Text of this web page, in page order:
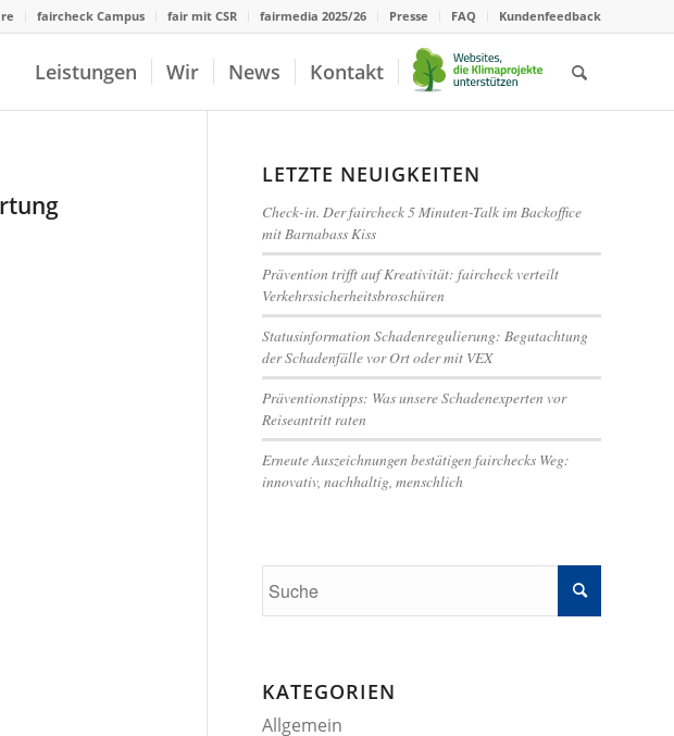
faircheck Campus fair mit CSR fairmedia 2025/26 Presse FAQ Kundenfeedback
Leistungen Wir News Kontakt
LETZTE NEUIGKEITEN
Check-in. Der faircheck 5 Minuten-Talk im Backoffice
mit Barnabass Kiss
Prävention trifft auf Kreativität: faircheck verteilt
Verkehrssicherheitsbroschüren
Statusinformation Schadenregulierung: Begutachtung
der Schadenfälle vor Ort oder mit VEX
Präventionstipps: Was unsere Schadenexperten vor
Reiseantritt raten
Erneute Auszeichnungen bestätigen fairchecks Weg:
innovativ, nachhaltig, menschlich
KATEGORIEN
Allgemein